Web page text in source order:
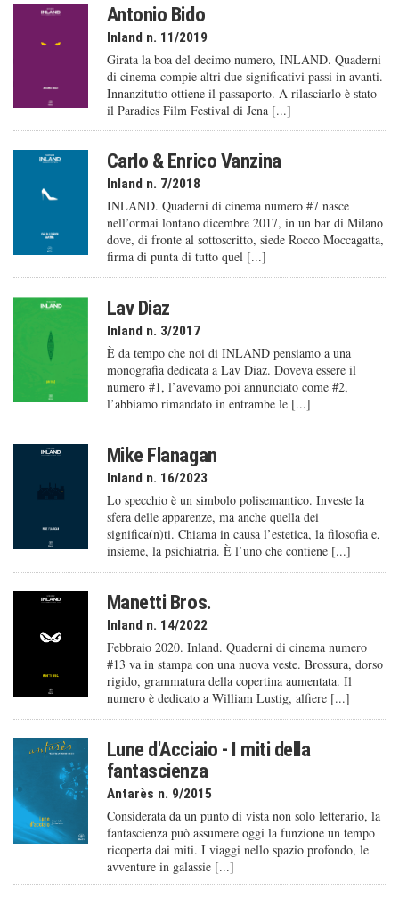
Antonio Bido
Inland n. 11/2019
Girata la boa del decimo numero, INLAND. Quaderni
di cinema compie altri due significativi passi in avanti.
Innanzitutto ottiene il passaporto. A rilasciarlo è stato
il Paradies Film Festival di Jena [...]
Carlo & Enrico Vanzina
Inland n. 7/2018
INLAND. Quaderni di cinema numero #7 nasce
nell’ormai lontano dicembre 2017, in un bar di Milano
dove, di fronte al sottoscritto, siede Rocco Moccagatta,
firma di punta di tutto quel [...]
Lav Diaz
Inland n. 3/2017
È da tempo che noi di INLAND pensiamo a una
monografia dedicata a Lav Diaz. Doveva essere il
numero #1, l’avevamo poi annunciato come #2,
l’abbiamo rimandato in entrambe le [...]
Mike Flanagan
Inland n. 16/2023
Lo specchio è un simbolo polisemantico. Investe la
sfera delle apparenze, ma anche quella dei
significa(n)ti. Chiama in causa l’estetica, la filosofia e,
insieme, la psichiatria. È l’uno che contiene [...]
Manetti Bros.
Inland n. 14/2022
Febbraio 2020. Inland. Quaderni di cinema numero
#13 va in stampa con una nuova veste. Brossura, dorso
rigido, grammatura della copertina aumentata. Il
numero è dedicato a William Lustig, alfiere [...]
Lune d'Acciaio - I miti della
fantascienza
Antarès n. 9/2015
Considerata da un punto di vista non solo letterario, la
fantascienza può assumere oggi la funzione un tempo
ricoperta dai miti. I viaggi nello spazio profondo, le
avventure in galassie [...]